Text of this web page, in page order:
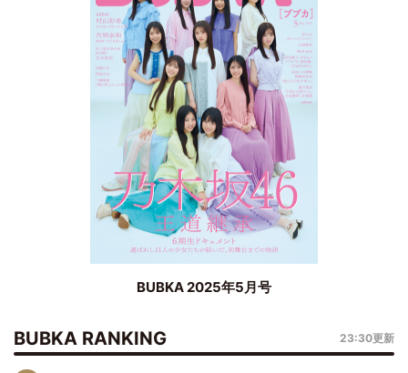
BUBKA 2025年5月号
BUBKA RANKING 23:30更新